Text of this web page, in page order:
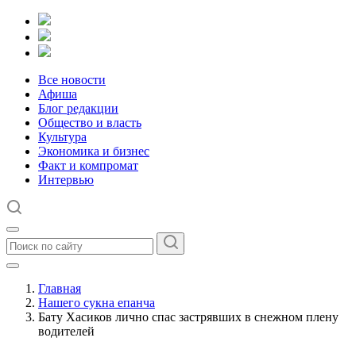
Все новости
Афиша
Блог редакции
Общество и власть
Культура
Экономика и бизнес
Факт и компромат
Интервью
Главная
Нашего сукна епанча
Бату Хасиков лично спас застрявших в снежном плену
водителей